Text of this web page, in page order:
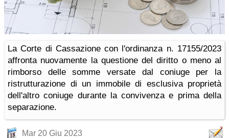
La Corte di Cassazione con l'ordinanza n. 17155/2023
affronta nuovamente la questione del diritto o meno al
rimborso delle somme versate dal coniuge per la
ristrutturazione di un immobile di esclusiva proprietà
dell'altro coniuge durante la convivenza e prima della
separazione.
Mar 20 Giu 2023